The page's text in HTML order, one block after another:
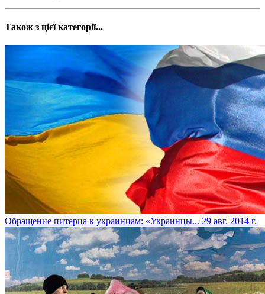
Також з цієї категорії...
Обращение питерца к украинцам: «Украинцы... 29 авг. 2014 г.